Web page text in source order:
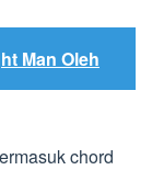
Man Oleh
chord